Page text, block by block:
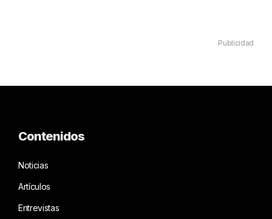
Publicidad
Contenidos
Noticias
Artículos
Entrevistas